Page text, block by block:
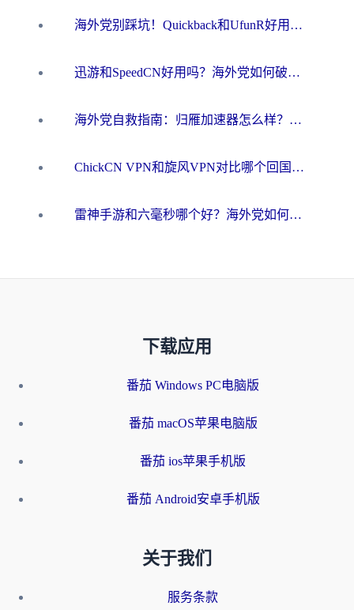
海外党别踩坑！Quickback和UfunR好用吗？选对回国加速器才能无缝刷国内资源
迅游和SpeedCN好用吗？海外党如何破解那道看不见的墙
海外党自救指南：归雁加速器怎么样？教你避开坑实现国内资源无缝访问
ChickCN VPN和旋风VPN对比哪个回国效果更好？海外用户的选择困境与出路
雷神手游和六毫秒哪个好？海外党如何真正解锁国内资源
下载应用
番茄 Windows PC电脑版
番茄 macOS苹果电脑版
番茄 ios苹果手机版
番茄 Android安卓手机版
关于我们
服务条款